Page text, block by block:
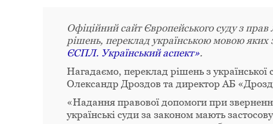
Офіційний сайт Європейського суду з
рішень, переклад українською мовою
ЄСПЛ. Український аспект».
Нагадаємо, переклад рішень з
Олександр Дроздов та директор АБ
«Надання правової допомоги при
українські суди за законом мають